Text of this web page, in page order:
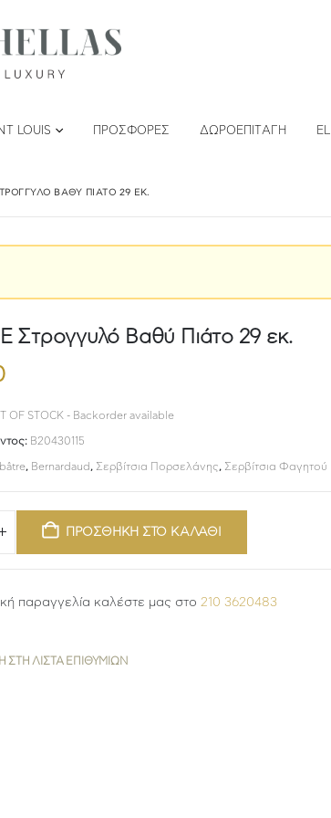
LOUIS ΠΡΟΣΦΟΡΈΣ ΔΩΡΟΕΠΙΤΑΓΉ EL
ΒΑΘΎ ΠΙΆΤΟ 29 ΕΚ.
Στρογγυλό Βαθύ Πιάτο 29 εκ.
OF STOCK - Backorder available
B20430115
, Bernardaud , Σερβίτσια Πορσελάνης, Σερβίτσια Φαγητού
ΠΡΟΣΘΗΚΗ ΣΤΟ ΚΑΛΑΘΙ
παραγγελία καλέστε μας στο 210 3620483
ΣΤΗ ΛΊΣΤΑ ΕΠΙΘΥΜΙΏΝ